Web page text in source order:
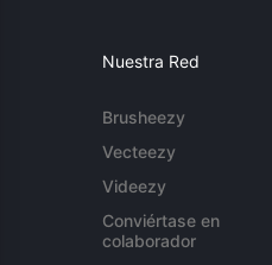
Nuestra Red
Brusheezy
Vecteezy
Videezy
Conviértase en
colaborador